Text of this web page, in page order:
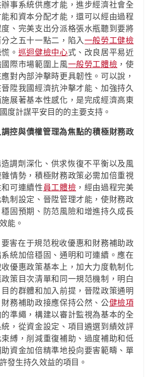
事系統供應才能，進步經濟社會全
和資本分配才能，還可以經由過程
、完美支出分派格張水瓶聽到要將
之五十一點二，陷入 一般勞工健檢
。 巡迴健檢中心式、改良居平易近
際市場範圍上風一般勞工體檢 ，使
對內部沖擊時更具韌性。可以說，
陞我國經濟抗沖擊才能、加強持久
展著基本性感化，是完成經濟高東
度計謀平安目的的主要支持。
控與債權管理為焦點的積極財務政
調劑深化、供求恢復不平衡以及風
情勢，積極財務政策必需加倍重視
可連續性 員工體檢 ，經由過程完美
制設定、晉陞管理才能，使財務政
固預期、防范風險和增進持久成長
能。
害在于規范稅收優惠和財務補助政
統加倍穩固、通明和可連續。應在
優惠政策基本上，加大力度軌制化
策目次清單和同一規范機制，明白
的群體和加入前提，晉陞政策通明
務補助政接應保持公然、公健檢項
準繩，構建以審計監視為基本的全
，從資金設定、項目遴選到績效評
縛，削減重復補助、過度補助和低
資金加倍精準地投向要害範疇、單
發生持久效益的項目。